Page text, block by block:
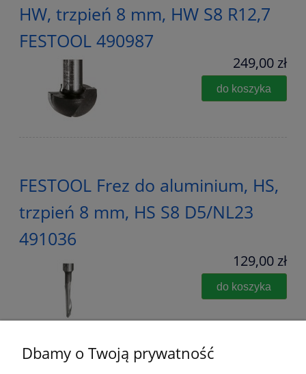
HW, trzpień 8 mm, HW S8 R12,7
FESTOOL 490987
249,00 zł
do koszyka
FESTOOL Frez do aluminium, HS,
trzpień 8 mm, HS S8 D5/NL23
491036
129,00 zł
do koszyka
Dbamy o Twoją prywatność